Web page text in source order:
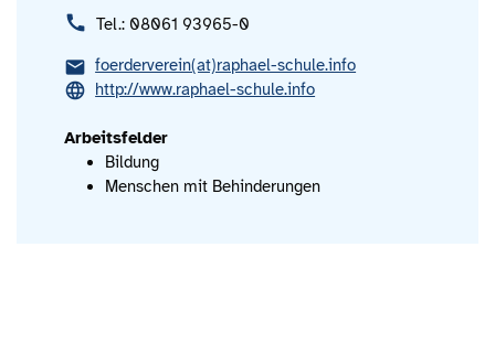
Tel.: 08061 93965-0
foerderverein(at)raphael-schule.info
http://www.raphael-schule.info
Arbeitsfelder
Bildung
Menschen mit Behinderungen